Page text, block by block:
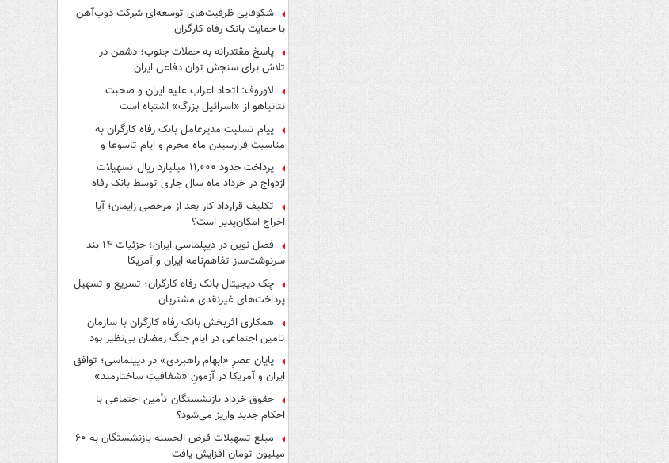
شکوفایی ظرفیت‌های توسعه‌ای شرکت ذوب‌آهن
با حمایت‌ بانک رفاه کارگران
پاسخ مقتدرانه به حملات جنوب؛ دشمن در
تلاش برای سنجش توان دفاعی ایران
لاوروف: اتحاد اعراب علیه ایران و صحبت
نتانیاهو از «اسرائیل بزرگ» اشتباه است
پیام تسلیت مدیرعامل بانک رفاه کارگران به
مناسبت فرارسیدن ماه محرم و ایام تاسوعا و
عاشورای حسینی
پرداخت حدود ۱۱,۰۰۰ میلیارد ریال تسهیلات
ازدواج در خرداد ماه سال جاری توسط بانک رفاه
کارگران
تکلیف قرارداد کار بعد از مرخصی زایمان؛ آیا
اخراج امکان‌پذیر است؟
فصل نوین در دیپلماسی ایران؛ جزئیات ۱۴ بند
سرنوشت‌ساز تفاهم‌نامه ایران و آمریکا
چک دیجیتال بانک رفاه کارگران؛ تسریع و تسهیل
پرداخت‌های غیرنقدی مشتریان
همکاری اثربخش بانک رفاه کارگران با سازمان
تامین اجتماعی در ایام جنگ رمضان بی‌نظیر بود
پایان عصرِ «ابهام راهبردی» در دیپلماسی؛ توافق
ایران و آمریکا در آزمونِ «شفافیتِ ساختارمند»
حقوق خرداد بازنشستگان تأمین اجتماعی با
احکام جدید واریز می‌شود؟
مبلغ تسهیلات قرض الحسنه بازنشستگان به ۶۰
میلیون تومان افزایش یافت